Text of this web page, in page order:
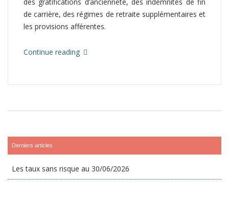
de carrière, des régimes de retraite supplémentaires et
les provisions afférentes.
Continue reading
Derniers articles
Les taux sans risque au 30/06/2026